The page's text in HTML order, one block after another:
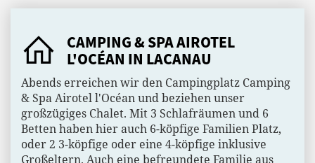
CAMPING & SPA AIROTEL
L'OCÉAN IN LACANAU
Abends erreichen wir den Campingplatz Camping
& Spa Airotel l'Océan und beziehen unser
großzügiges Chalet. Mit 3 Schlafräumen und 6
Betten haben hier auch 6-köpfige Familien Platz,
oder 2 3-köpfige oder eine 4-köpfige inklusive
Großeltern. Auch eine befreundete Familie aus